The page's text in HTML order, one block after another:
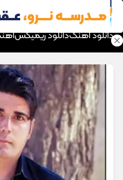
موزیک تار
دانلود آهنگدانلود ریمیکس